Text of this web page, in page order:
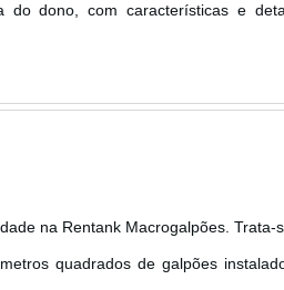
dono, com características e
FABRICAÇÃO DO PORTÃO
linha; Escolher as características do
na Rentank Macrogalpões. Trata-
quadrados de galpões